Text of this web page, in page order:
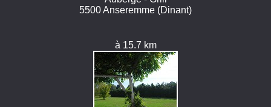
5500 Anseremme (Dinant)
à 15.7 km